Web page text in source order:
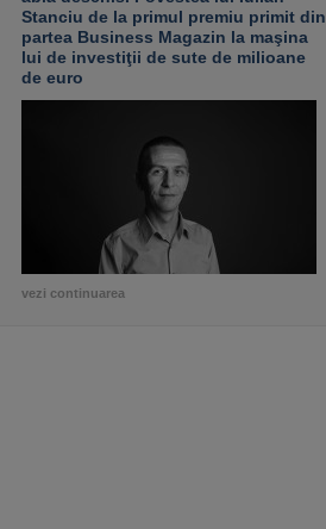
Stanciu de la primul premiu primit din
partea Business Magazin la maşina
lui de investiţii de sute de milioane
de euro
vezi continuarea